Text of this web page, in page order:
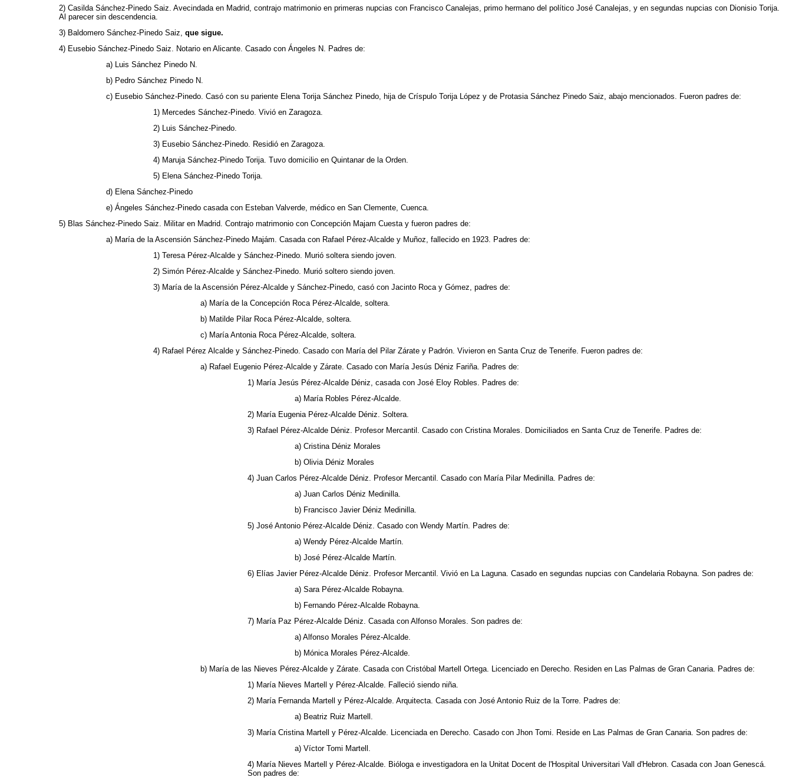
2) Casilda Sánchez-Pinedo Saiz. Avecindada en Madrid, contrajo matrimonio en primeras nupcias con Francisco Canalejas, primo hermano del político José Canalejas, y en segundas nupcias con Dionisio Torija.
Al parecer sin descendencia.
3) Baldomero Sánchez-Pinedo Saiz, que sigue.
4) Eusebio Sánchez-Pinedo Saiz. Notario en Alicante. Casado con Ángeles N. Padres de:
a) Luis Sánchez Pinedo N.
b) Pedro Sánchez Pinedo N.
c) Eusebio Sánchez-Pinedo. Casó con su pariente Elena Torija Sánchez Pinedo, hija de Críspulo Torija López y de Protasia Sánchez Pinedo Saiz, abajo mencionados. Fueron padres de:
1) Mercedes Sánchez-Pinedo. Vivió en Zaragoza.
2) Luis Sánchez-Pinedo.
3) Eusebio Sánchez-Pinedo. Residió en Zaragoza.
4) Maruja Sánchez-Pinedo Torija. Tuvo domicilio en Quintanar de la Orden.
5) Elena Sánchez-Pinedo Torija.
d) Elena Sánchez-Pinedo
e) Ángeles Sánchez-Pinedo casada con Esteban Valverde, médico en San Clemente, Cuenca.
5) Blas Sánchez-Pinedo Saiz. Militar en Madrid. Contrajo matrimonio con Concepción Majam Cuesta y fueron padres de:
a) María de la Ascensión Sánchez-Pinedo Majám. Casada con Rafael Pérez-Alcalde y Muñoz, fallecido en 1923. Padres de:
1) Teresa Pérez-Alcalde y Sánchez-Pinedo. Murió soltera siendo joven.
2) Simón Pérez-Alcalde y Sánchez-Pinedo. Murió soltero siendo joven.
3) María de la Ascensión Pérez-Alcalde y Sánchez-Pinedo, casó con Jacinto Roca y Gómez, padres de:
a) María de la Concepción Roca Pérez-Alcalde, soltera.
b) Matilde Pilar Roca Pérez-Alcalde, soltera.
c) María Antonia Roca Pérez-Alcalde, soltera.
4) Rafael Pérez Alcalde y Sánchez-Pinedo. Casado con María del Pilar Zárate y Padrón. Vivieron en Santa Cruz de Tenerife. Fueron padres de:
a) Rafael Eugenio Pérez-Alcalde y Zárate. Casado con María Jesús Déniz Fariña. Padres de:
1) María Jesús Pérez-Alcalde Déniz, casada con José Eloy Robles. Padres de:
a) María Robles Pérez-Alcalde.
2) María Eugenia Pérez-Alcalde Déniz. Soltera.
3) Rafael Pérez-Alcalde Déniz. Profesor Mercantil. Casado con Cristina Morales. Domiciliados en Santa Cruz de Tenerife. Padres de:
a) Cristina Déniz Morales
b) Olivia Déniz Morales
4) Juan Carlos Pérez-Alcalde Déniz. Profesor Mercantil. Casado con María Pilar Medinilla. Padres de:
a) Juan Carlos Déniz Medinilla.
b) Francisco Javier Déniz Medinilla.
5) José Antonio Pérez-Alcalde Déniz. Casado con Wendy Martín. Padres de:
a) Wendy Pérez-Alcalde Martín.
b) José Pérez-Alcalde Martín.
6) Elías Javier Pérez-Alcalde Déniz. Profesor Mercantil. Vivió en La Laguna. Casado en segundas nupcias con Candelaria Robayna. Son padres de:
a) Sara Pérez-Alcalde Robayna.
b) Fernando Pérez-Alcalde Robayna.
7) María Paz Pérez-Alcalde Déniz. Casada con Alfonso Morales. Son padres de:
a) Alfonso Morales Pérez-Alcalde.
b) Mónica Morales Pérez-Alcalde.
b) María de las Nieves Pérez-Alcalde y Zárate. Casada con Cristóbal Martell Ortega. Licenciado en Derecho. Residen en Las Palmas de Gran Canaria. Padres de:
1) María Nieves Martell y Pérez-Alcalde. Falleció siendo niña.
2) María Fernanda Martell y Pérez-Alcalde. Arquitecta. Casada con José Antonio Ruiz de la Torre. Padres de:
a) Beatriz Ruiz Martell.
3) María Cristina Martell y Pérez-Alcalde. Licenciada en Derecho. Casado con Jhon Tomi. Reside en Las Palmas de Gran Canaria. Son padres de:
a) Víctor Tomi Martell.
4) María Nieves Martell y Pérez-Alcalde. Bióloga e investigadora en la Unitat Docent de l'Hospital Universitari Vall d'Hebron. Casada con Joan Genescá.
Son padres de: